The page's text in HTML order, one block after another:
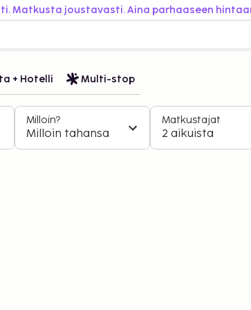
Matkusta joustavasti. Aina parhaaseen
+ Hotelli Multi-stop
Milloin?
Milloin tahansa
Matkustajat
2 aikuista